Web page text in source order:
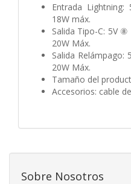
Entrada
18W máx.
Salida Tipo-C: 5V
20W Máx.
Salida Relámpago:
20W Máx.
Tamaño del
Accesorios: cable
Sobre Nosotros